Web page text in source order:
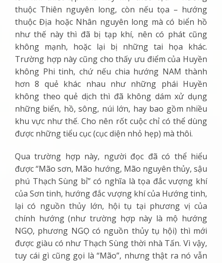
thuộc Thiên nguyên long, còn nếu tọa – hướng
thuộc Địa hoặc Nhân nguyên long mà có biển hồ
như thế này thì đã bị tạp khí, nên có phát cũng
không mạnh, hoặc lại bị những tai họa khác.
Trường hợp này cũng cho thấy ưu điểm của Huyền
không Phi tinh, chứ nếu chia hướng NAM thành
hơn 8 quẻ khác nhau như những phái Huyền
không theo quẻ dịch thì đã không dám xử dụng
những biển, hồ, sông, núi lớn, hay bao gồm nhiều
khu vực như thế. Cho nên rốt cuộc chỉ có thể dùng
được những tiểu cục (cục diện nhỏ hẹp) mà thôi.
Qua trường hợp này, người đọc đã có thể hiểu
được “Mão sơn, Mão hướng, Mão nguyên thủy, sậu
phú Thạch Sùng bỉ” có nghĩa là tọa đắc vượng khí
của Sơn tinh, hướng đắc vượng khí của Hướng tinh,
lại có nguồn thủy lớn, hội tụ tại phương vị của
chính hướng (như trường hợp này là mộ hướng
NGỌ, phương NGỌ có nguồn thủy tụ hội) thì mới
được giàu có như Thạch Sùng thời nhà Tấn. Vì vậy,
tuy cái gì cũng gọi là “Mão”, nhưng thật ra nó vẫn